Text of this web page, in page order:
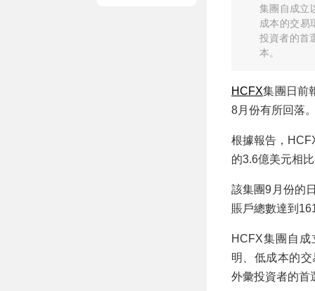
集團自成立
成本的交易
投資者的首
本。
HCFX集團日前
8月份有所回落
根據報告，
的3.6億美元相
該集團9月份的
賬戶總數達到
HCFX集團自
明、低成本的
外彙投資者的首